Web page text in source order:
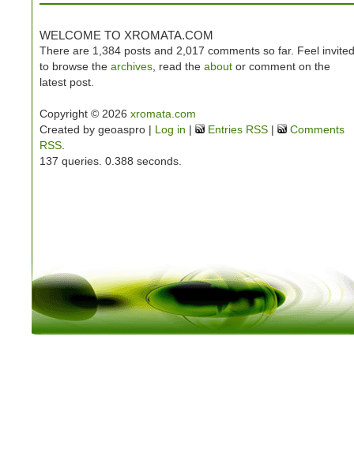
WELCOME TO XROMATA.COM
There are 1,384 posts and 2,017 comments so far. Feel invited
to browse the archives , read the about or comment on the
latest post.
Copyright © 2026 xromata.com
Created by geoaspro | Log in | Entries RSS |
Comments
RSS
137 queries. 0.388 seconds.